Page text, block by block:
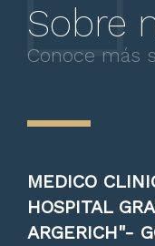
Sobre
Conoce más
MEDICO
HOSPITAL
ARGERICH"-